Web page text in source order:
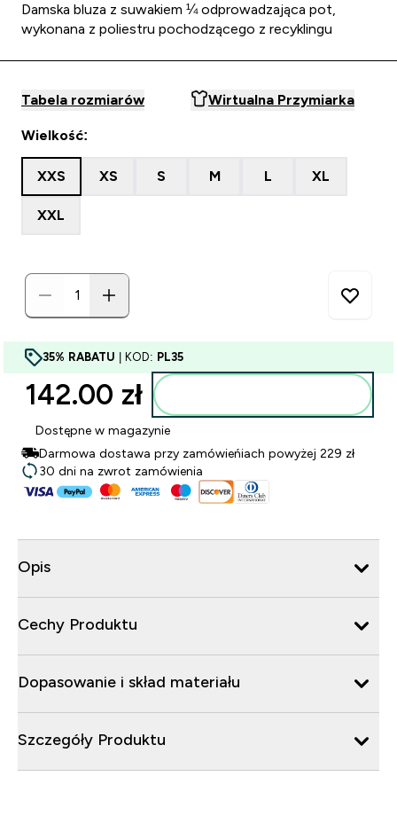
Damska bluza z suwakiem ¼ odprowadzająca pot,
wykonana z poliestru pochodzącego z recyklingu
Tabela rozmiarów Wirtualna Przymiarka
Wielkość:
XXS XS S M L XL
XXL
35% RABATU | KOD: PL35
142.00 zł‎
Dostępne w magazynie
Darmowa dostawa przy zamówieńiach powyżej 229 zł
30 dni na zwrot zamówienia
Opis
Cechy Produktu
Dopasowanie i skład materiału
Szczegóły Produktu